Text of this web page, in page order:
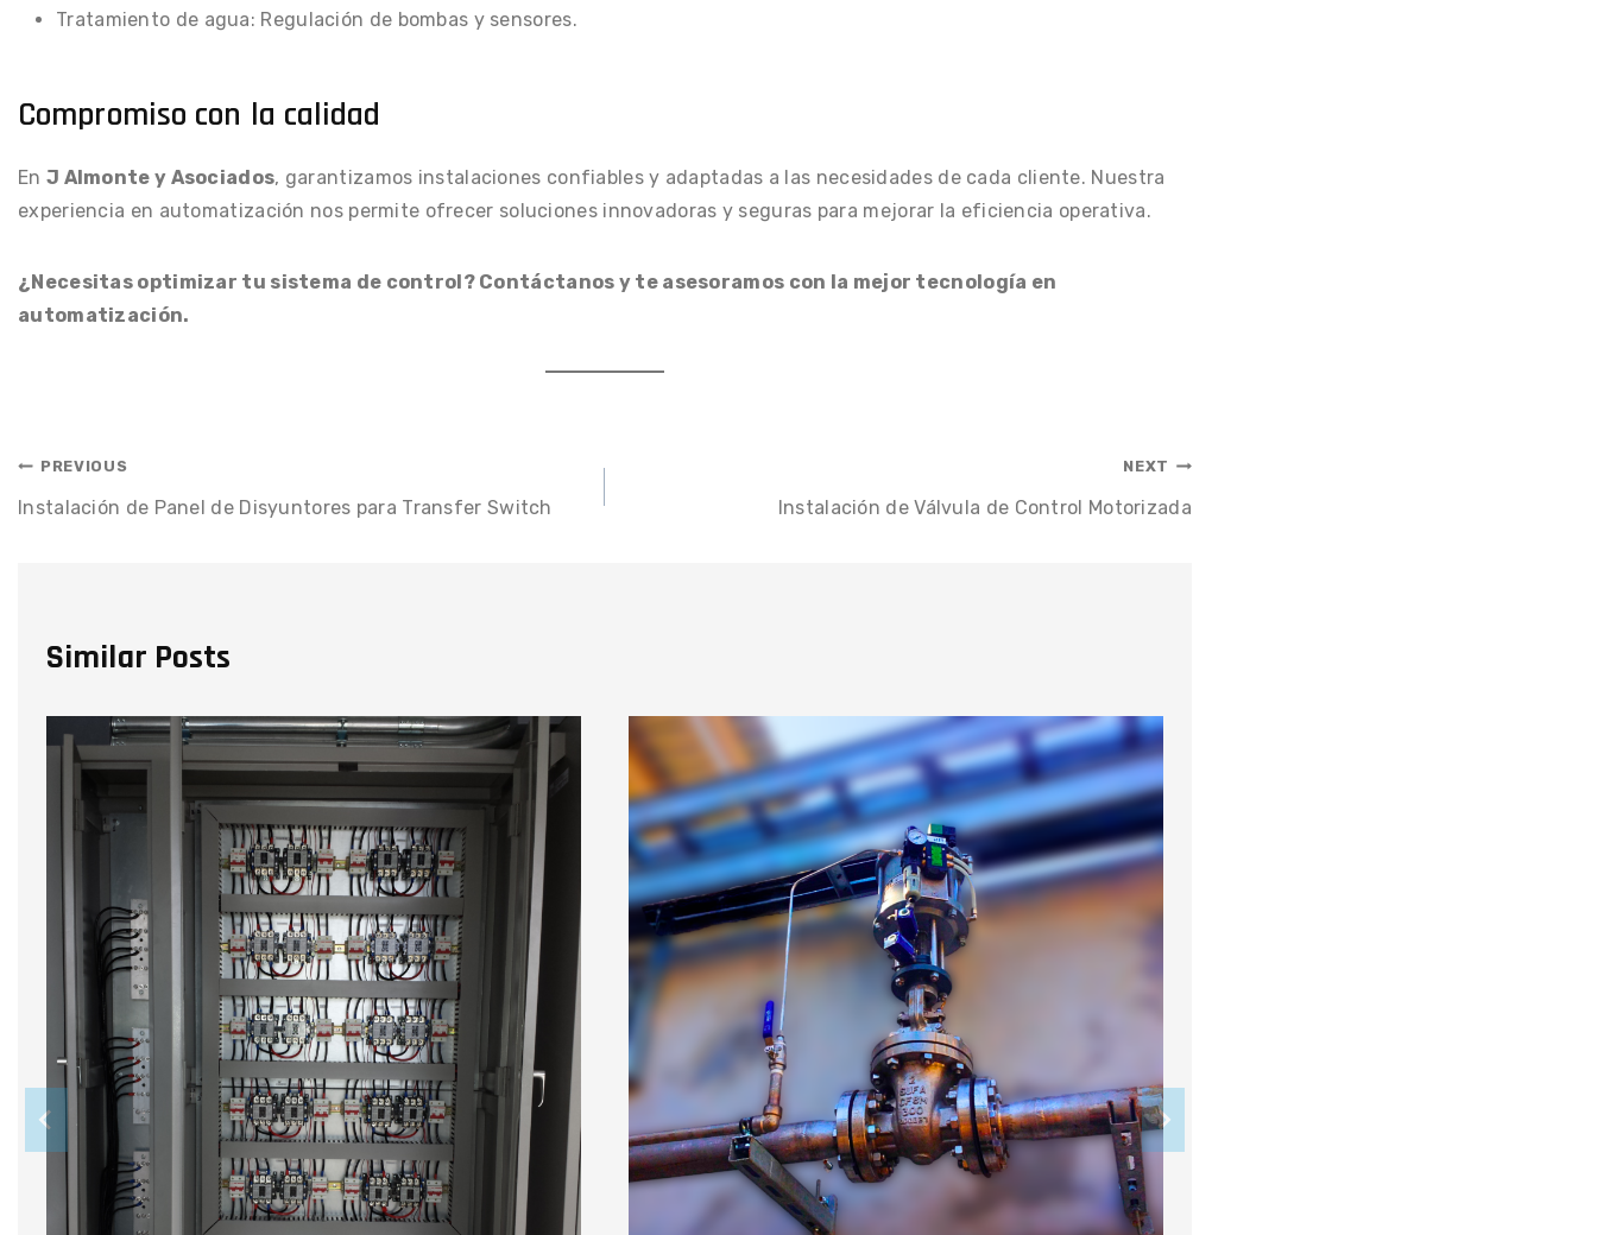
Tratamiento de agua: Regulación de bombas y sensores.
Compromiso con la calidad
En J Almonte y Asociados, garantizamos instalaciones confiables y adaptadas a las necesidades de cada cliente. Nuestra
experiencia en automatización nos permite ofrecer soluciones innovadoras y seguras para mejorar la eficiencia operativa.
¿Necesitas optimizar tu sistema de control? Contáctanos y te asesoramos con la mejor tecnología en
automatización.
PREVIOUS
Instalación de Panel de Disyuntores para Transfer Switch
NEXT
Instalación de Válvula de Control Motorizada
Similar Posts